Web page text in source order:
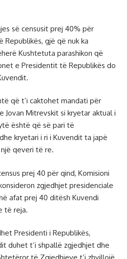
së censusit prej 40% për
gjë që nuk ka
Kushtetuta parashikon që
e Presidentit të Republikës do
që t’i caktohet mandati për
Jovan Mitrevskit si kryetar aktual i
është që së pari të
kryetari i ri i Kuvendit ta japë
qeveri të re.
prej 40 për qind, Komisioni
zgjedhjet presidenciale
afat prej 40 ditësh Kuvendi
të reja.
Presidenti i Republikës,
duhet t’i shpallë zgjedhjet dhe